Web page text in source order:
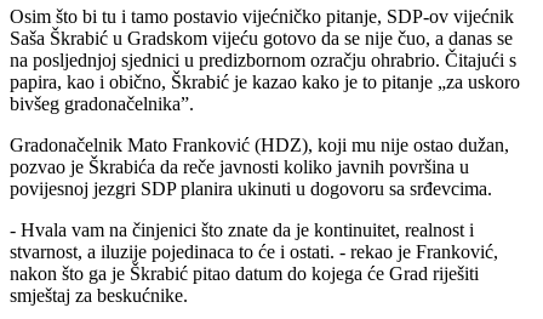
Osim što bi tu i tamo postavio vijećničko pitanje, SDP-ov vijećnik
Saša Škrabić u Gradskom vijeću gotovo da se nije čuo, a danas se
na posljednjoj sjednici u predizbornom ozračju ohrabrio. Čitajući s
papira, kao i obično, Škrabić je kazao kako je to pitanje „za uskoro
bivšeg gradonačelnika”.
Gradonačelnik Mato Franković (HDZ), koji mu nije ostao dužan,
pozvao je Škrabića da reče javnosti koliko javnih površina u
povijesnoj jezgri SDP planira ukinuti u dogovoru sa srđevcima.
- Hvala vam na činjenici što znate da je kontinuitet, realnost i
stvarnost, a iluzije pojedinaca to će i ostati. - rekao je Franković,
nakon što ga je Škrabić pitao datum do kojega će Grad riješiti
smještaj za beskućnike.